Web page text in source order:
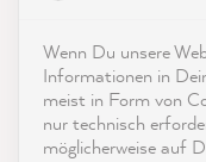
Service
Kontakt
Wenn Du unsere
Informationen in
meist in Form von
nur technisch
möglicherweise auf